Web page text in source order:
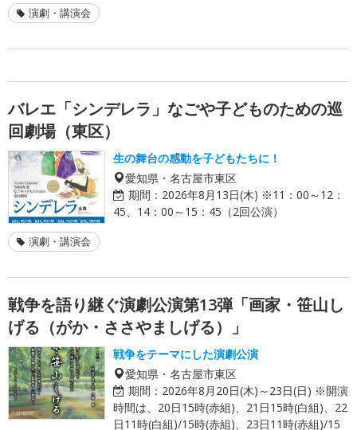
演劇・講演会
バレエ「シンデレラ」なごや子どものための巡
回劇場（東区）
生の舞台の感動を子どもたちに！
愛知県・名古屋市東区
期間： 2026年8月13日(木) ※11：00～12：
45、14：00～15：45（2回公演）
演劇・講演会
戦争を語り継ぐ演劇公演第13弾「画家・笹山し
げる（がか・ささやましげる）」
戦争をテーマにした演劇公演
愛知県・名古屋市東区
期間： 2026年8月20日(木)～23日(日) ※開演
時間は、20日15時(赤組)、21日15時(白組)、22
日11時(白組)/15時(赤組)、23日11時(赤組)/15